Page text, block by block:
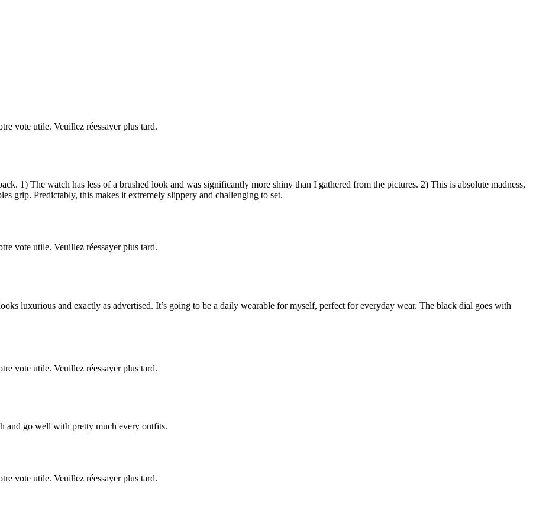
vote utile. Veuillez réessayer plus tard.
1) The watch has less of a brushed look and was significantly more shiny than I gathered from the pictures. 2) This is absolute madness,
grip. Predictably, this makes it extremely slippery and challenging to set.
vote utile. Veuillez réessayer plus tard.
luxurious and exactly as advertised. It’s going to be a daily wearable for myself, perfect for everyday wear. The black dial goes with
vote utile. Veuillez réessayer plus tard.
and go well with pretty much every outfits.
vote utile. Veuillez réessayer plus tard.